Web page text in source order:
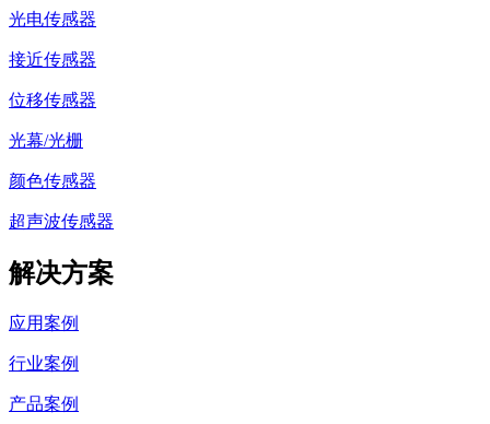
光电传感器
接近传感器
位移传感器
光幕/光栅
颜色传感器
超声波传感器
解决方案
应用案例
行业案例
产品案例